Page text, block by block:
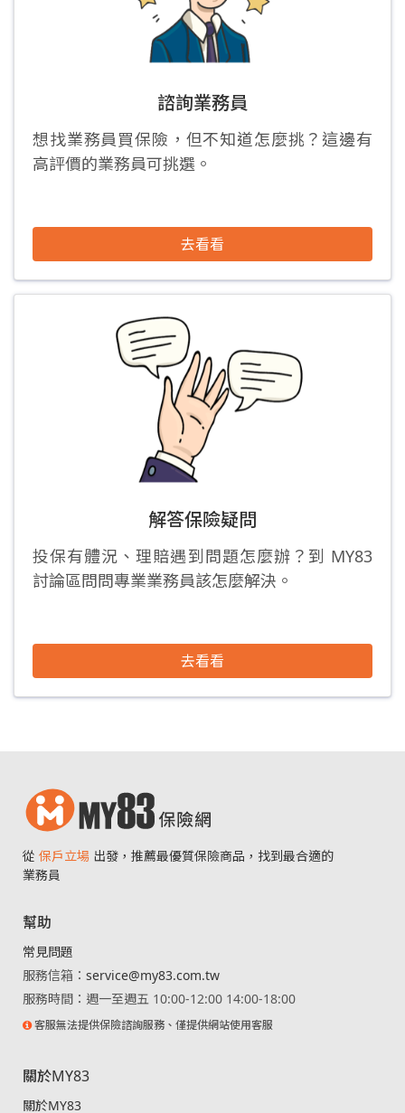
諮詢業務員
想找業務員買保險，但不知道怎麼挑？這邊有
高評價的業務員可挑選。
去看看
解答保險疑問
投保有體況、理賠遇到問題怎麼辦？到 MY83
討論區問問專業業務員該怎麼解決。
去看看
從 保戶立場 出發，推薦最優質保險商品，找到最合適的
業務員
幫助
常見問題
服務信箱： service@my83.com.tw
服務時間：週一至週五 10:00-12:00 14:00-18:00
客服無法提供保險諮詢服務、僅提供網站使用客服
關於MY83
關於MY83